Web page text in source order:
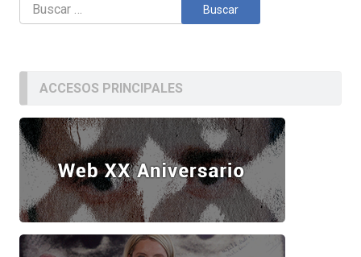
ACCESOS PRINCIPALES